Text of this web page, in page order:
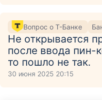
Вопрос о Т-Банке
Не открывается
после ввода пин-
то пошло не так.
30 июня 2025 20:15